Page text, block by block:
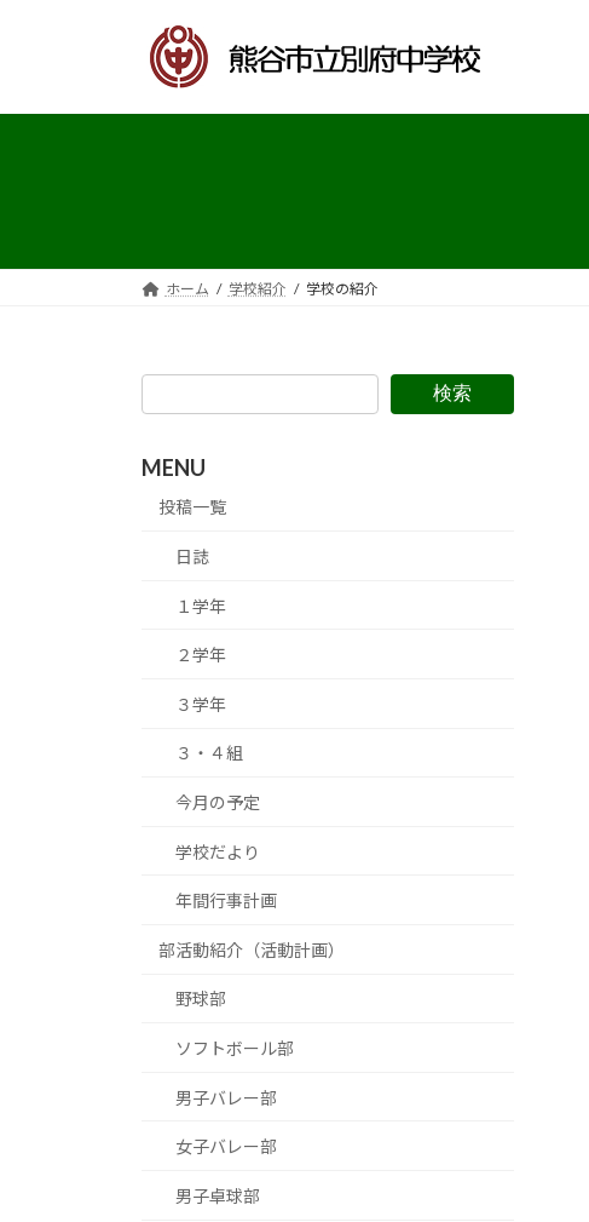
プ
動
ホーム 学校紹介 学校の紹介
検索
MENU
投稿一覧
日誌
１学年
２学年
３学年
３・４組
今月の予定
学校だより
年間行事計画
部活動紹介（活動計画）
野球部
ソフトボール部
男子バレー部
女子バレー部
男子卓球部